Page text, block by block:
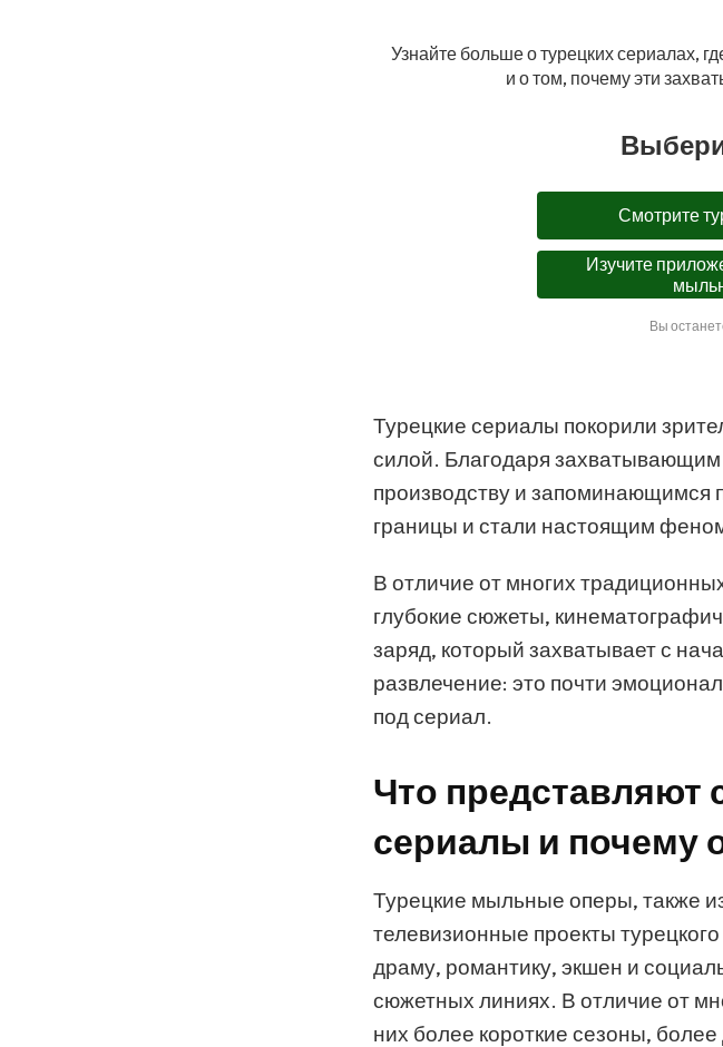
Узнайте больше о турецких сериалах,
и о том, почему эти
Смотрите
Изучите
Вы
Турецкие сериалы покорили
силой. Благодаря
производству и запоминающимся
границы и стали настоящим
В отличие от многих
глубокие сюжеты,
заряд, который захватывает с
развлечение: это почти
под сериал.
Что представляют
сериалы и почему
Турецкие мыльные оперы, также
телевизионные проекты
драму, романтику, экшен и
сюжетных линиях. В отличие от
них более короткие сезоны,